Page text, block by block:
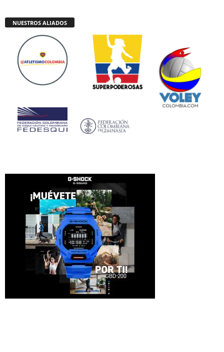
NUESTROS ALIADOS